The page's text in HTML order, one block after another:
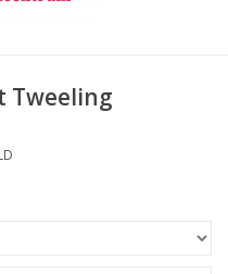
Tweeling